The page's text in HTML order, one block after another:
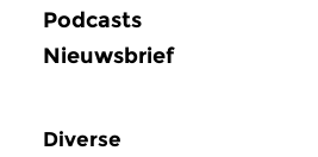
Podcasts
Nieuwsbrief
Diverse